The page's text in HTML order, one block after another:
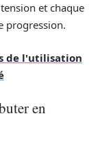
et chaque
progression.
de l'utilisation
en